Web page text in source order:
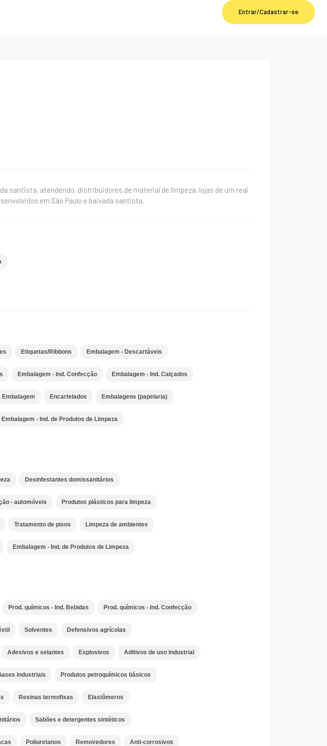
Entrar/Cadastrar-se
santista, atendendo, distribuidores de material de limpeza, lojas de um real
em São Paulo e baixada santista.
Etiquetas/Ribbons Embalagem - Descartáveis
Embalagem - Ind. Confecção Embalagem - Ind. Calçados
Embalagem Encartelados Embalagens (papelaria)
Embalagem - Ind. de Produtos de Limpeza
Desinfestantes domissanitários
- automóveis Produtos plásticos para limpeza
Tratamento de pisos Limpeza de ambientes
Embalagem - Ind. de Produtos de Limpeza
Prod. químicos - Ind. Bebidas Prod. químicos - Ind. Confecção
Solventes Defensivos agrícolas
Adesivos e selantes Explosivos Aditivos de uso industrial
industriais Produtos petroquímicos básicos
Resinas termofixas Elastômeros
Sabões e detergentes sintéticos
Poliuretanos Removedores Anti-corrosivos